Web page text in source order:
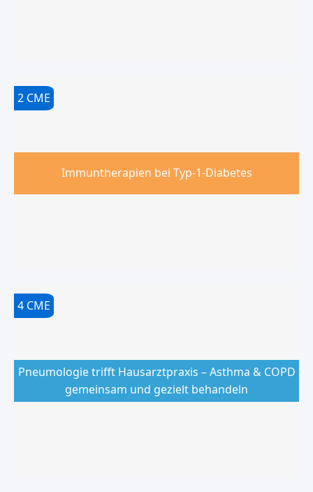
Immuntherapien bei Typ-1-Diabetes
2 CME
Pneumologie trifft Hausarztpraxis – Asthma & COPD
gemeinsam und gezielt behandeln
4 CME